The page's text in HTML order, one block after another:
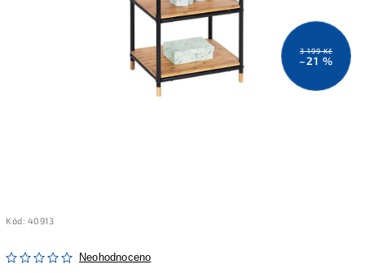
3 199 Kč
–21 %
Kód: 40913
Neohodnoceno